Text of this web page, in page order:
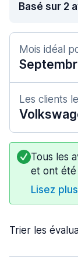
Basé sur 2
Mois idéal
Les clients
Tous les
et ont été
Lisez plus
Trier les